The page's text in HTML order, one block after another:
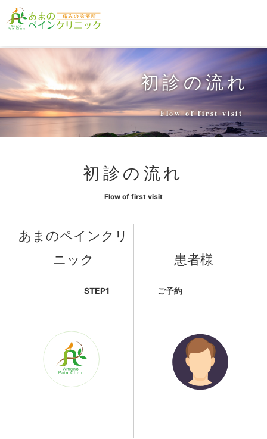
初診の流れ
Flow of first visit
初診の流れ
Flow of first visit
あまのペインクリ
ニック
患者様
STEP1 ご予約